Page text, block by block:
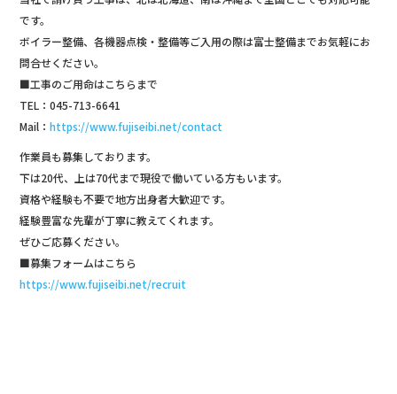
です。
ボイラー整備、各機器点検・整備等ご入用の際は富士整備までお気軽にお
問合せください。
■工事のご用命はこちらまで
TEL：045-713-6641
Mail：https://www.fujiseibi.net/contact
作業員も募集しております。
下は20代、上は70代まで現役で働いている方もいます。
資格や経験も不要で地方出身者大歓迎です。
経験豊富な先輩が丁寧に教えてくれます。
ぜひご応募ください。
■募集フォームはこちら
https://www.fujiseibi.net/recruit